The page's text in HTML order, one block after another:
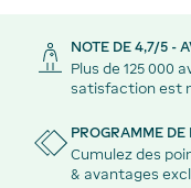
NOTE DE 4,7/5 -
Plus de 125 000
satisfaction est
PROGRAMME DE
Cumulez des
& avantages